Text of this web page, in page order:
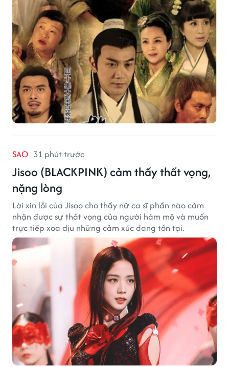
SAO 31 phút trước
Jisoo (BLACKPINK) cảm thấy thất vọng,
nặng lòng
Lời xin lỗi của Jisoo cho thấy nữ ca sĩ phần nào cảm
nhận được sự thất vọng của người hâm mộ và muốn
trực tiếp xoa dịu những cảm xúc đang tồn tại.